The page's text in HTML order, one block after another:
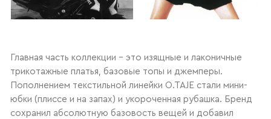
Главная часть коллекции – это изящные и лаконичные
трикотажные платья, базовые топы и джемперы.
Пополнением текстильной линейки O.TAJE стали мини-
юбки (плиссе и на запах) и укороченная рубашка. Бренд
сохранил абсолютную базовость вещей и добавил